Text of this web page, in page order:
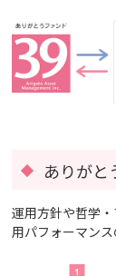
ありがと
運用方針や哲学
用パフォーマンス